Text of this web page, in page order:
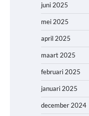
juni 2025
mei 2025
april 2025
maart 2025
februari 2025
januari 2025
december 2024